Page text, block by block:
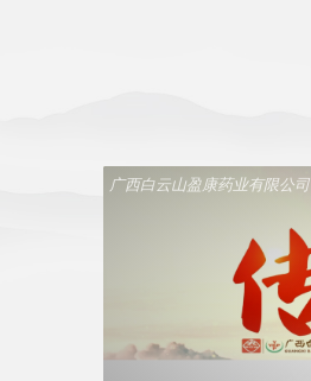
广西白云山盈康药业有限公司